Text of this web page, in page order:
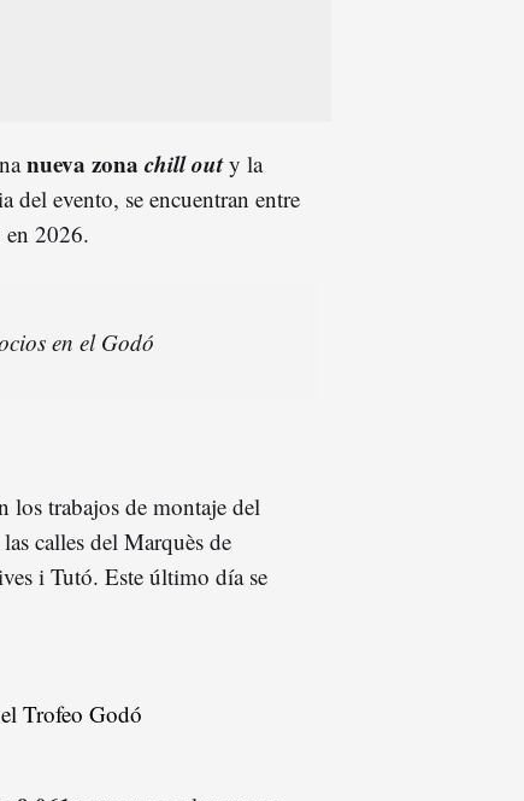
nueva zona chill outy la
del evento, se encuentran entre
en 2026.
en el Godó
los trabajos de montaje del
calles del Marquès de
i Tutó. Este último día se